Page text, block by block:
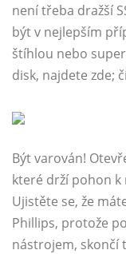
není třeba dražší
být v nejlepším
štíhlou nebo
disk, najdete zde;
Být varován!
které drží pohon k
Ujistěte se, že
Phillips, protože
nástrojem, skončí